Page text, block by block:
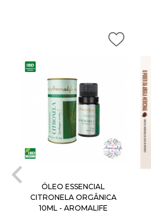
ÓLEO ESSENCIAL
CITRONELA ORGÂNICA
10ML - AROMALIFE